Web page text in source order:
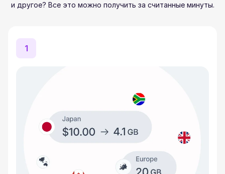
и другое? Все это можно получить за считанные минуты.
1